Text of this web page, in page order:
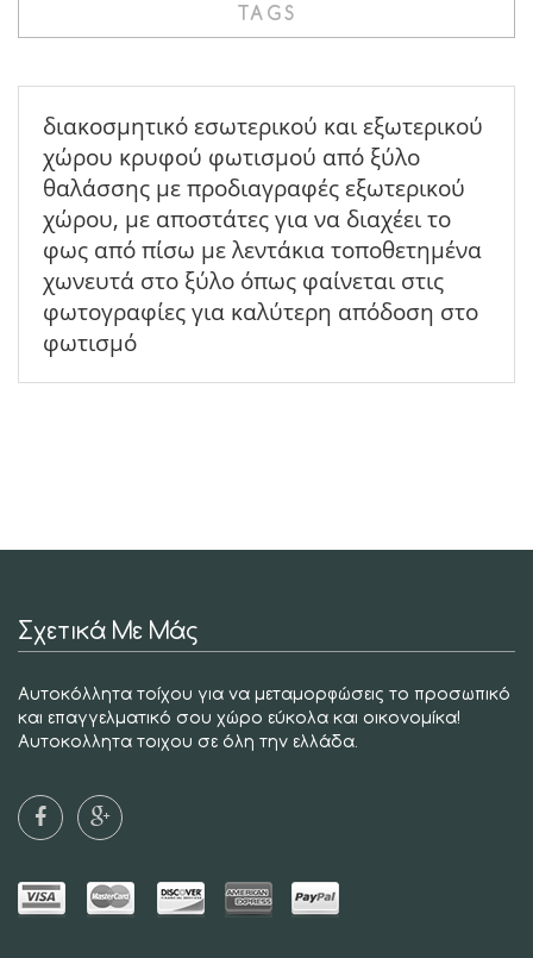
TAGS
διακοσμητικό εσωτερικού και εξωτερικού
χώρου κρυφού φωτισμού από ξύλο
θαλάσσης με προδιαγραφές εξωτερικού
χώρου, με αποστάτες για να διαχέει το
φως από πίσω με λεντάκια τοποθετημένα
χωνευτά στο ξύλο όπως φαίνεται στις
φωτογραφίες για καλύτερη απόδοση στο
φωτισμό
Σχετικά Με Μάς
Αυτοκόλλητα τοίχου για να μεταμορφώσεις το προσωπικό
και επαγγελματικό σου χώρο εύκολα και οικονομίκα!
Αυτοκολλητα τοιχου σε όλη την ελλάδα.